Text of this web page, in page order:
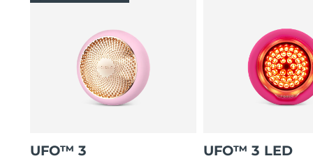
UFO™ 3 UFO™ 3 LED